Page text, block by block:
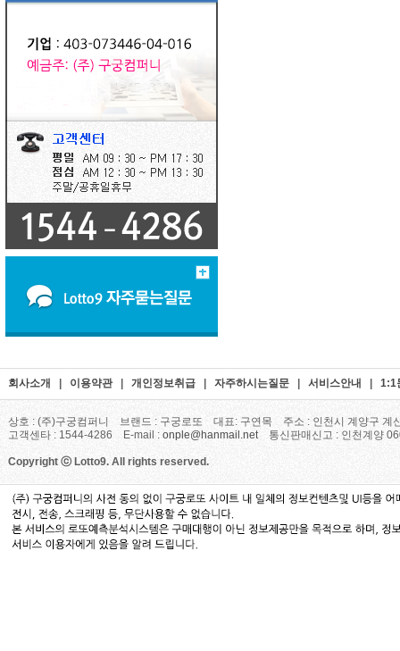
회사소개 이용약관| 개인정보취급 자주하시는질문 서비스안내 1:1
상호 : (주)구궁컴퍼니 브랜드 : 구궁로또 대표: 구연목 주소 : 인천시 계양구 계
고객센타 : 1544-4286 E-mail : onple@hanmail.net통신판매신고 : 인천계양
Copyright ⓒ Lotto9. All rights reserved.